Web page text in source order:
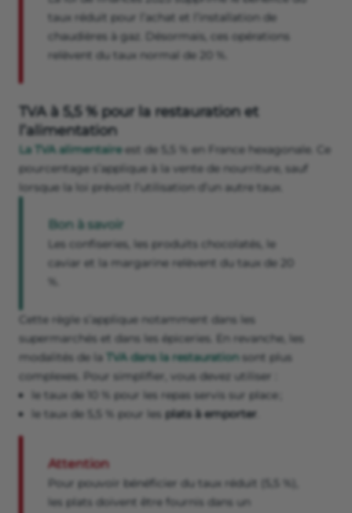
taux réduit pour l’achat et l’installation de
chaudières à gaz. Désormais, ces opérations
relèvent du taux normal de 20 %.
TVA à 5,5 % pour la restauration et
l’alimentation
La TVA alimentaireest de 5,5 % en France hexagonale. Ce
pourcentage s’applique à la vente de nourriture, sauf
lorsque la loi prévoit l’utilisation d’un autre taux.
Bon à savoir
Les confiseries, les produits chocolatés, le
caviar et la margarine relèvent du taux de 20
%.
Cette règle s’applique notamment dans les
supermarchés et dans les épiceries. En revanche, les
modalités de la TVA dans la restaurationsont plus
complexes. Pour simplifier, vous devez utiliser :
le taux de 10 % pour les repas servis sur place ;
le taux de 5,5 % pour les plats à emporter
Attention
Pour pouvoir bénéficier du taux réduit (5,5 %),
les plats doivent être fournis dans un